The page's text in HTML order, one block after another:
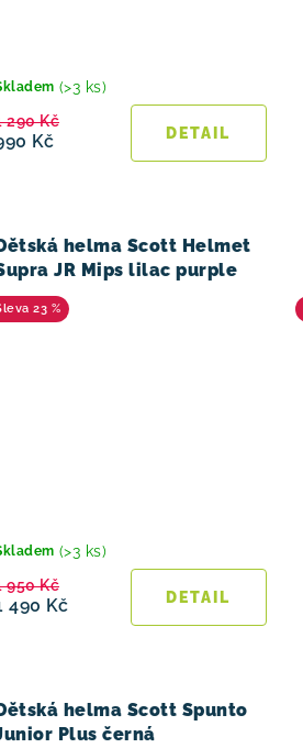
(>3 ks)
Kč
290 Kč
helma Scott Helmet
JR Mips lilac purple
23 %
(>3 ks)
490 Kč
950 Kč
helma Scott Spunto
Plus černá